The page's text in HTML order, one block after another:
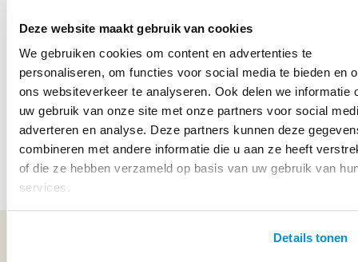
Deze website maakt gebruik van cookies
We gebruiken cookies om content en advertenties te
personaliseren, om functies voor social media te bieden en
ons websiteverkeer te analyseren. Ook delen we informatie
uw gebruik van onze site met onze partners voor social
adverteren en analyse. Deze partners kunnen deze
combineren met andere informatie die u aan ze heeft
of die ze hebben verzameld op basis van uw gebruik van
services.
Details tonen
Examenbundel is te gebruiken naast elke lesmethode.
Examenbundel maakt het leren behapbaar met:
1. een oriëntatietoets om te zien hoe de leerling ervoor
staat;
2. oefenen op onde...
Lees meer